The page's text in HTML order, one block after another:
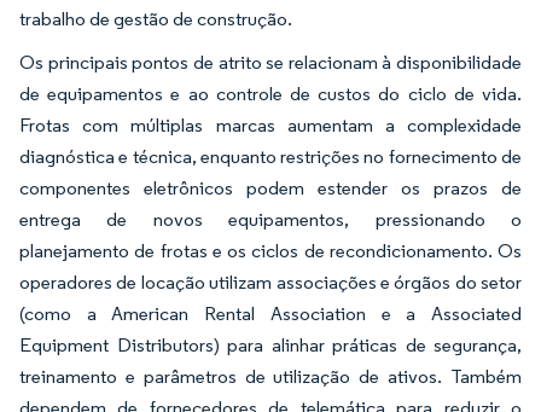
trabalho de gestão de construção.
Os principais pontos de atrito se relacionam à disponibilidade
de equipamentos e ao controle de custos do ciclo de vida.
Frotas com múltiplas marcas aumentam a complexidade
diagnóstica e técnica, enquanto restrições no fornecimento de
componentes eletrônicos podem estender os prazos de
entrega de novos equipamentos, pressionando o
planejamento de frotas e os ciclos de recondicionamento. Os
operadores de locação utilizam associações e órgãos do setor
(como a American Rental Association e a Associated
Equipment Distributors) para alinhar práticas de segurança,
treinamento e parâmetros de utilização de ativos. Também
dependem de fornecedores de telemática para reduzir o